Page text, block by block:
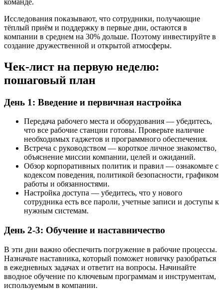
Исследования показывают, что сотрудники, получающие
тёплый приём и поддержку в первые дни, остаются в
компании в среднем на 30% дольше. Поэтому инвестируйте в
создание дружественной и открытой атмосферы.
Чек-лист на первую неделю:
пошаговый план
День 1: Введение и первичная настройка
Передача рабочего места и оборудования — убедитесь,
что все рабочие станции готовы. Проверьте наличие
необходимых гаджетов и программного обеспечения.
Встреча с руководством — короткое личное знакомство,
объяснение миссии компании, целей и ожиданий.
Обзор корпоративных политик и правил — ознакомьте с
кодексом поведения, политикой безопасности, графиком
работы и обязанностями.
Настройка доступа — убедитесь, что у нового
сотрудника есть все пароли, учетные записи и доступы к
нужным системам.
День 2-3: Обучение и наставничество
В эти дни важно обеспечить погружение в рабочие процессы.
Назначьте наставника, который поможет новичку разобраться
в ежедневных задачах и ответит на вопросы. Начинайте
вводное обучение по ключевым программам и инструментам,
используемым в компании.